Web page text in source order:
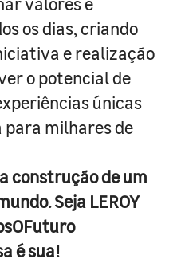
os dias, criando
e realização
o potencial de
únicas
para milhares de
construção de um
Seja LEROY
é sua!